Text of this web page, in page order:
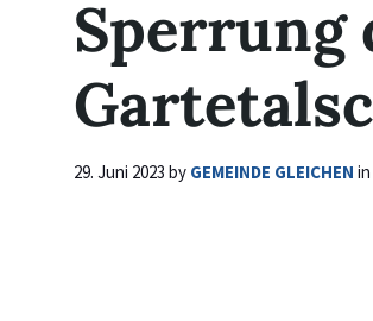
Sperrung
29. Juni 2023 by GEMEINDE GLEICHEN in